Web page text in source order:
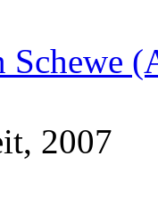
Schewe
2007